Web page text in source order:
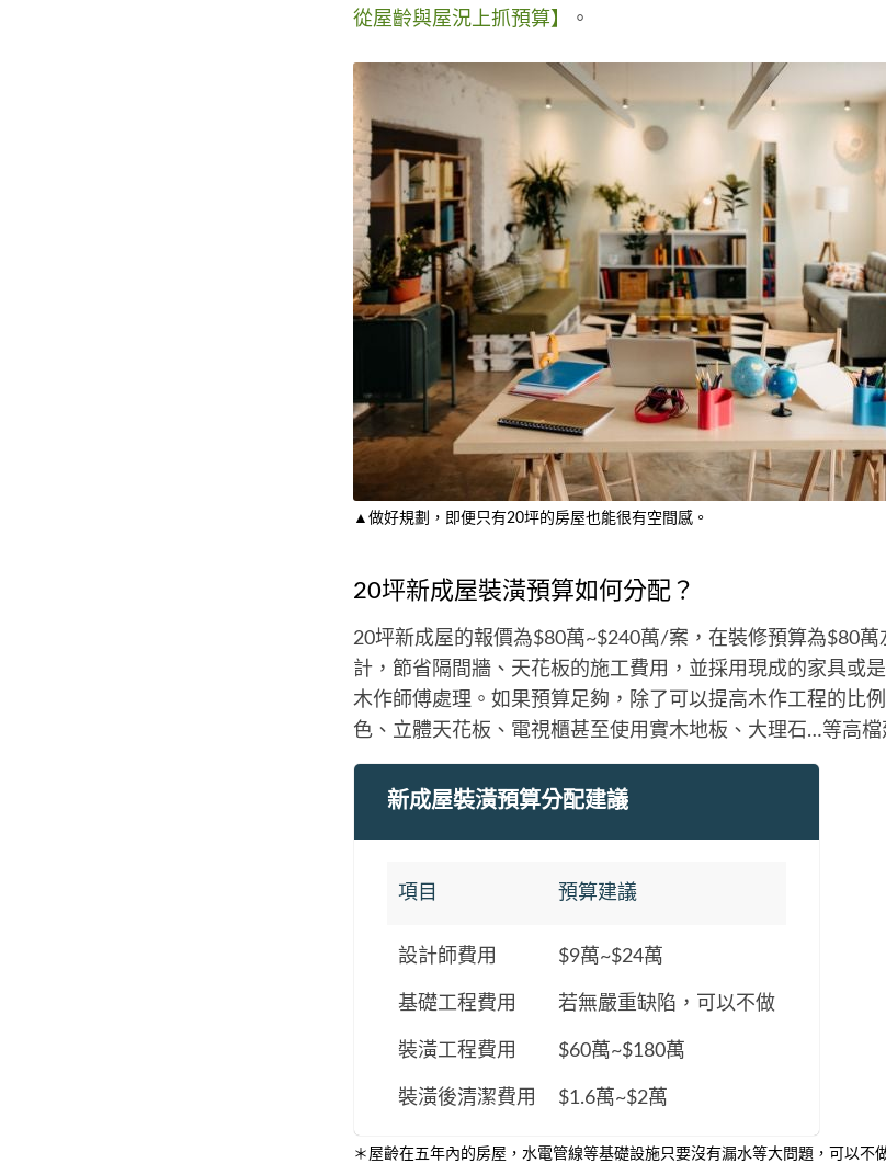
從屋齡與屋況上抓預算】
。
▲做好規劃，即便只有20坪的房屋也能很有空間感。
20坪新成屋裝潢預算如何分配？
20坪新成屋的報價為$80萬~$240萬/案，在裝修預算為$80
計，節省隔間牆、天花板的施工費用，並採用現成的家具或
木作師傅處理。如果預算足夠，除了可以提高木作工程的比
色、立體天花板、電視櫃甚至使用實木地板、大理石…等高檔
新成屋裝潢預算分配建議
項目 預算建議
設計師費用 $9萬~$24萬
基礎工程費用 若無嚴重缺陷，可以不做
裝潢工程費用 $60萬~$180萬
裝潢後清潔費用 $1.6萬~$2萬
＊屋齡在五年內的房屋，水電管線等基礎設施只要沒有漏水等大問題，可以不